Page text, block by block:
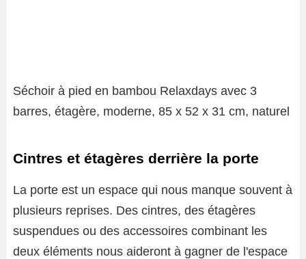
Séchoir à pied en bambou Relaxdays avec 3
barres, étagère, moderne, 85 x 52 x 31 cm, naturel
Cintres et étagères derrière la porte
La porte est un espace qui nous manque souvent à
plusieurs reprises. Des cintres, des étagères
suspendues ou des accessoires combinant les
deux éléments nous aideront à gagner de l'espace